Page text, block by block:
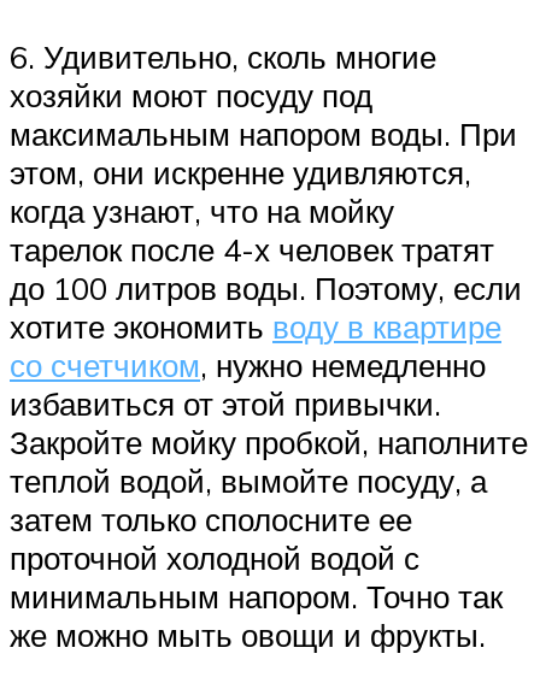
6. Удивительно, сколь многие
хозяйки моют посуду под
максимальным напором воды. При
этом, они искренне удивляются,
когда узнают, что на мойку
тарелок после 4-х человек тратят
до 100 литров воды. Поэтому, если
хотите экономить воду в квартире
со счетчиком, нужно немедленно
избавиться от этой привычки.
Закройте мойку пробкой, наполните
теплой водой, вымойте посуду, а
затем только сполосните ее
проточной холодной водой с
минимальным напором. Точно так
же можно мыть овощи и фрукты.